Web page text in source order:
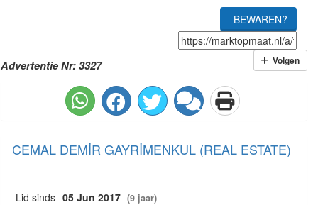
BEWAREN?
Advertentie Nr: 3327 Volgen
CEMAL DEMİR GAYRİMENKUL (REAL ESTATE)
Lid sinds 05 Jun 2017 (9 jaar)